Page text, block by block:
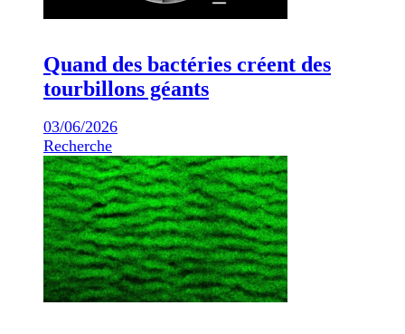
Quand des bactéries créent des
tourbillons géants
03/06/2026
Recherche